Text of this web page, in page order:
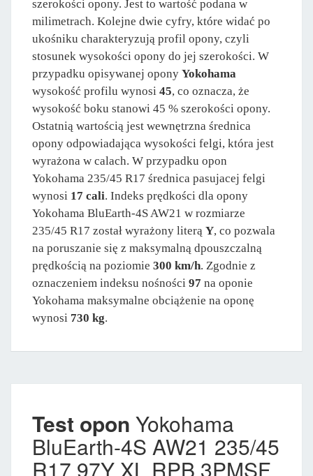
szerokości opony. Jest to wartość podana w
milimetrach. Kolejne dwie cyfry, które widać po
ukośniku charakteryzują profil opony, czyli
stosunek wysokości opony do jej szerokości. W
przypadku opisywanej opony Yokohama
wysokość profilu wynosi 45, co oznacza, że
wysokość boku stanowi 45 % szerokości opony.
Ostatnią wartością jest wewnętrzna średnica
opony odpowiadająca wysokości felgi, która jest
wyrażona w calach. W przypadku opon
Yokohama 235/45 R17 średnica pasujacej felgi
wynosi 17 cali. Indeks prędkości dla opony
Yokohama BluEarth-4S AW21 w rozmiarze
235/45 R17 został wyrażony literą Y, co pozwala
na poruszanie się z maksymalną dpouszczalną
prędkością na poziomie 300 km/h. Zgodnie z
oznaczeniem indeksu nośności 97 na oponie
Yokohama maksymalne obciążenie na oponę
wynosi 730 kg.
Test opon Yokohama
BluEarth-4S AW21 235/45
R17 97Y XL RPB 3PMSF